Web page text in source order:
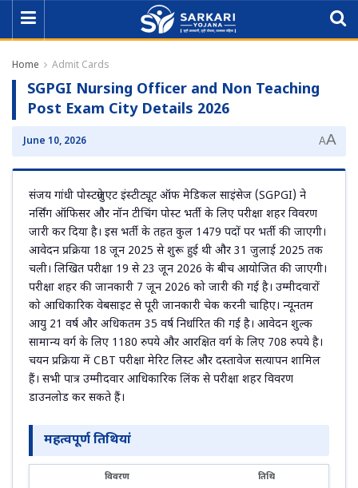
Home Admit Cards
SGPGI Nursing Officer and Non Teaching
Post Exam City Details 2026
June 10, 2026 AA
संजय गांधी पोस्टग्रेजुएट इंस्टीट्यूट ऑफ मेडिकल साइंसेज (SGPGI) ने
नर्सिंग ऑफिसर और नॉन टीचिंग पोस्ट भर्ती के लिए परीक्षा शहर विवरण
जारी कर दिया है। इस भर्ती के तहत कुल 1479 पदों पर भर्ती की जाएगी।
आवेदन प्रक्रिया 18 जून 2025 से शुरू हुई थी और 31 जुलाई 2025 तक
चली। लिखित परीक्षा 19 से 23 जून 2026 के बीच आयोजित की जाएगी।
परीक्षा शहर की जानकारी 7 जून 2026 को जारी की गई है। उम्मीदवारों
को आधिकारिक वेबसाइट से पूरी जानकारी चेक करनी चाहिए। न्यूनतम
आयु 21 वर्ष और अधिकतम 35 वर्ष निर्धारित की गई है। आवेदन शुल्क
सामान्य वर्ग के लिए 1180 रुपये और आरक्षित वर्ग के लिए 708 रुपये है।
चयन प्रक्रिया में CBT परीक्षा मेरिट लिस्ट और दस्तावेज सत्यापन शामिल
हैं। सभी पात्र उम्मीदवार आधिकारिक लिंक से परीक्षा शहर विवरण
डाउनलोड कर सकते हैं।
महत्वपूर्ण तिथियां
विवरण तिथि